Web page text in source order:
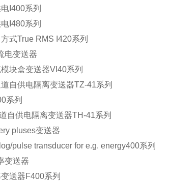
I400系列
I480系列
True RMS I420系列
变送器
盒变送器VI40系列
供电隔离变送器TZ-41系列
列
供电隔离变送器TH-41系列
pluses变送器
pulse transducer for e.g. energy400系列
送器
器F400系列